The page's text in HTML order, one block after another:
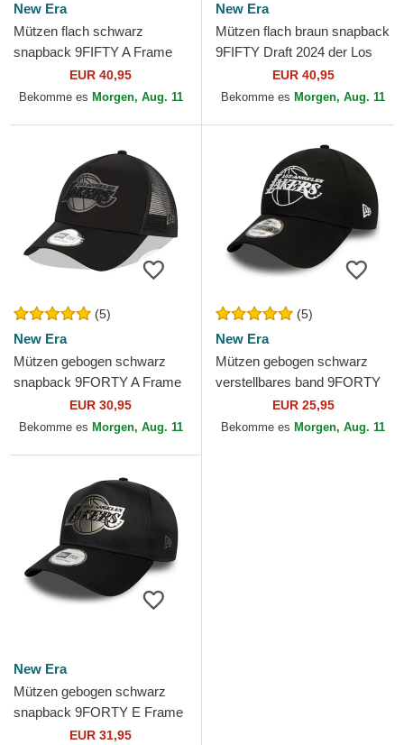
New Era
Mützen flach schwarz
snapback 9FIFTY A Frame
Ring der Los Angeles Lakers
NBA von New Era
EUR 40,95
Bekomme es Morgen, Aug. 11
New Era
Mützen flach braun snapback
9FIFTY Draft 2024 der Los
Angeles Lakers NBA von
New Era
EUR 40,95
Bekomme es Morgen, Aug. 11
(5)
New Era
Mützen gebogen schwarz
snapback 9FORTY A Frame
Tonal der Los Angeles Lakers
NBA von New Era
EUR 30,95
Bekomme es Morgen, Aug. 11
(5)
New Era
Mützen gebogen schwarz
verstellbares band 9FORTY
Essential Outline der Los
Angeles Lakers NBA von...
EUR 25,95
Bekomme es Morgen, Aug. 11
New Era
Mützen gebogen schwarz
snapback 9FORTY E Frame
Metallic der Los Angeles
EUR 31,95